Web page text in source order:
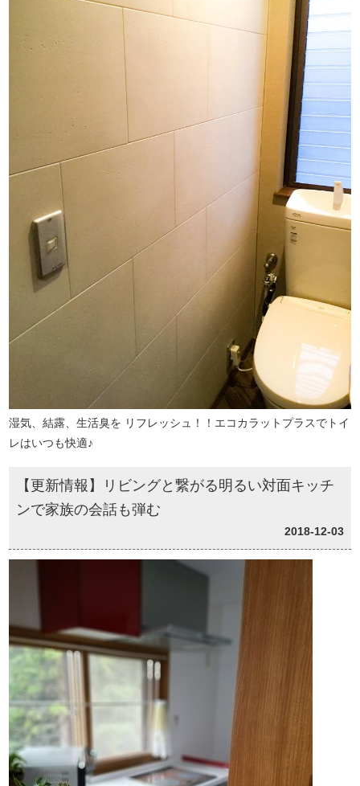
湿気、結露、生活臭を リフレッシュ！！エコカラットプラスでトイ
レはいつも快適♪
【更新情報】リビングと繋がる明るい対面キッチ
ンで家族の会話も弾む
2018-12-03